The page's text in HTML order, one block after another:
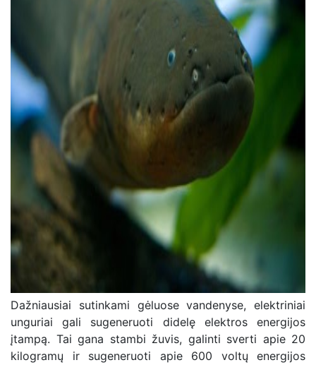
Dažniausiai sutinkami gėluose vandenyse, elektriniai
unguriai gali sugeneruoti didelę elektros energijos
įtampą. Tai gana stambi žuvis, galinti sverti apie 20
kilogramų ir sugeneruoti apie 600 voltų energijos